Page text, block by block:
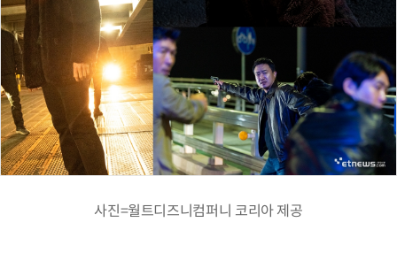
사진=월트디즈니컴퍼니 코리아 제공